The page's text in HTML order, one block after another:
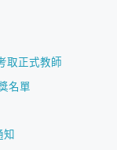
取正式教師
名單
知